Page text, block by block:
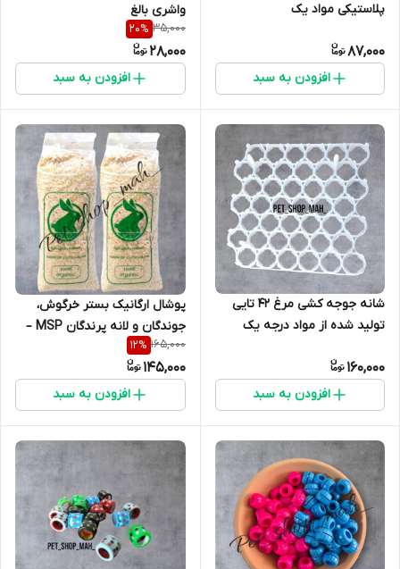
پلاستیکی مواد یک
87,000
افزودن به سبد
واشری بالغ
35,000
20%
28,000
افزودن به سبد
شانه جوجه کشی مرغ 42 تایی
تولید شده از مواد درجه یک
160,000
افزودن به سبد
پوشال ارگانیک بستر خرگوش،
جوندگان و لانه پرندگان MSP –
فشرده و ضدعفونی‌شده
165,000
12%
145,000
افزودن به سبد